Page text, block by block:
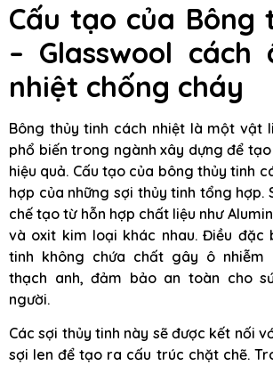
Cấu tạo của Bông
– Glasswool cách
nhiệt chống cháy
Bông thủy tinh cách nhiệt là một vật
phổ biến trong ngành xây dựng để
hiệu quả. Cấu tạo của bông thủy tinh
hợp của những sợi thủy tinh tổng hợp.
chế tạo từ hỗn hợp chất liệu như
và oxit kim loại khác nhau. Điều đặc
tinh không chứa chất gây ô nhiễm
thạch anh, đảm bảo an toàn cho
người.
Các sợi thủy tinh này sẽ được kết nối
sợi len để tạo ra cấu trúc chặt chẽ.